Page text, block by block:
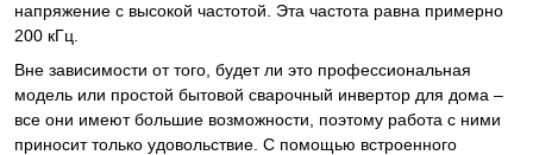
напряжение с высокой частотой. Эта частота равна примерно
200 кГц.
Вне зависимости от того, будет ли это профессиональная
модель или простой бытовой сварочный инвертор для дома –
все они имеют большие возможности, поэтому работа с ними
приносит только удовольствие. С помощью встроенного